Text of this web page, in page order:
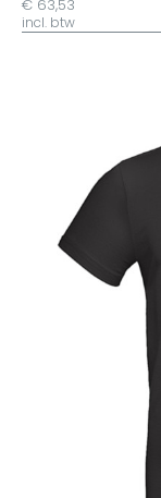
€ 63,53
incl. btw